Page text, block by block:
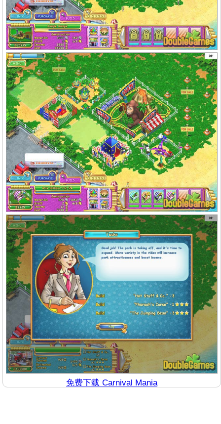
免费下载 Carnival Mania